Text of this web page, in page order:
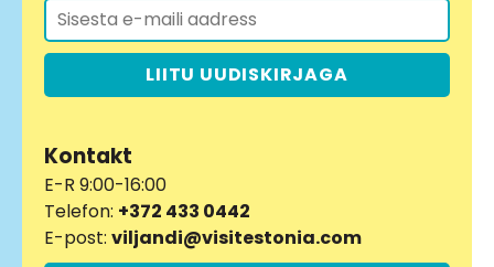
LIITU UUDISKIRJAGA
Kontakt
E-R 9:00-16:00
Telefon: +372 433 0442
E-post: viljandi@visitestonia.com